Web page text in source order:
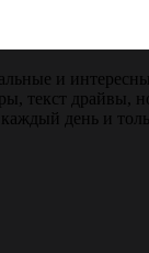
и
текст драйвы,
день и